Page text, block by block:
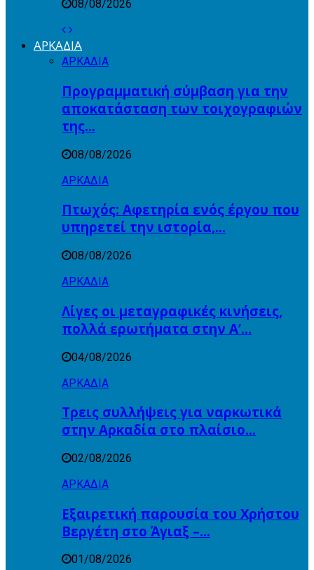
08/08/2026
ΑΡΚΑΔΙΑ
ΑΡΚΑΔΙΑ
Προγραμματική σύμβαση για την
αποκατάσταση των τοιχογραφιών
της…
08/08/2026
ΑΡΚΑΔΙΑ
Πτωχός: Αφετηρία ενός έργου που
υπηρετεί την ιστορία,…
08/08/2026
ΑΡΚΑΔΙΑ
Λίγες οι μεταγραφικές κινήσεις,
πολλά ερωτήματα στην Α’…
04/08/2026
ΑΡΚΑΔΙΑ
Τρεις συλλήψεις για ναρκωτικά
στην Αρκαδία στο πλαίσιο…
02/08/2026
ΑΡΚΑΔΙΑ
Εξαιρετική παρουσία του Χρήστου
Βεργέτη στο Άγιαξ –…
01/08/2026